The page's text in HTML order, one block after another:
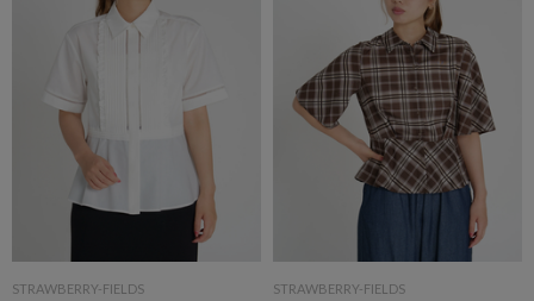
STRAWBERRY-FIELDS STRAWBERRY-FIELDS